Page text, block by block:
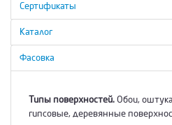
Сертификаты
Каталог
Фасовка
Типы поверхностей. Обои,
гипсовые, деревянные